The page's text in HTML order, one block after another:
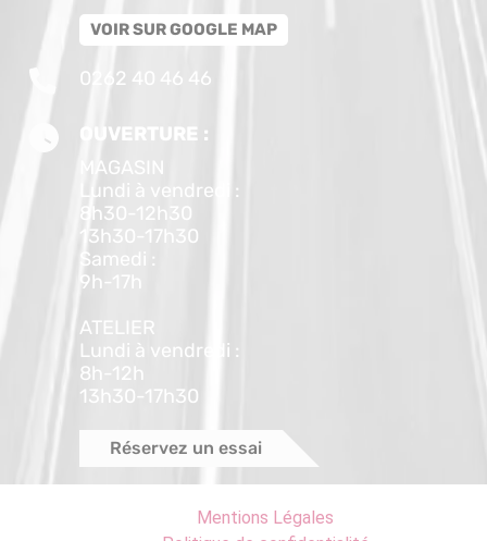
VOIR SUR GOOGLE MAP
0262 40 46 46
OUVERTURE :
MAGASIN
Lundi à vendredi :
8h30-12h30
13h30-17h30
Samedi :
9h-17h
ATELIER
Lundi à vendredi :
8h-12h
13h30-17h30
Réservez un essai
Mentions Légales